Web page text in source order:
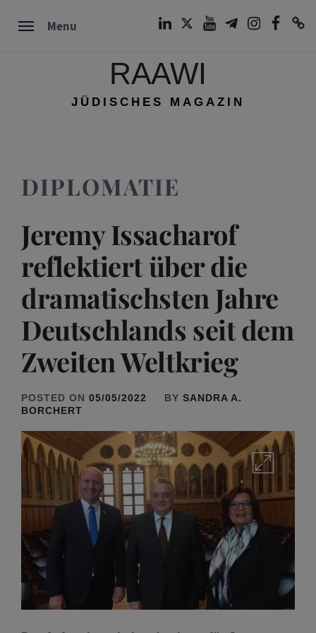
Menu
RAAWI
JÜDISCHES MAGAZIN
DIPLOMATIE
Jeremy Issacharof
reflektiert über die
dramatischsten Jahre
Deutschlands seit dem
Zweiten Weltkrieg
POSTED ON 05/05/2022 BY SANDRA A.
BORCHERT